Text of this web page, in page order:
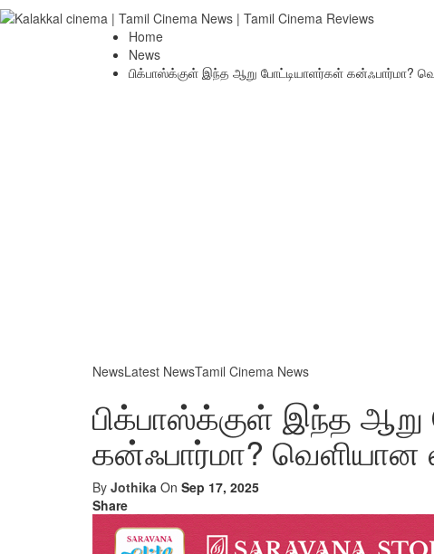
Home
News
பிக்பாஸ்க்குள் இந்த ஆறு போட்டியாளர்கள் கன்ஃபார்மா?
NewsLatest NewsTamil Cinema News
பிக்பாஸ்க்குள் இந்த
கன்ஃபார்மா? வெளியான
By Jothika On Sep 17, 2025
Share